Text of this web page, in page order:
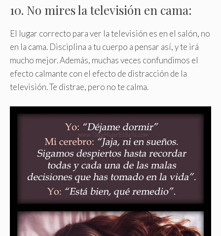
10. No mires la televisión en cama:
El lugar correcto para ver la televisión es en el salón, no
en la cama. Disciplina a tu cuerpo a pensar así, y te irá
mucho mejor. Además, muchas veces confundimos el
efecto calmante con el efecto de distracción de la
televisión. Te distrae, pero no te calma.